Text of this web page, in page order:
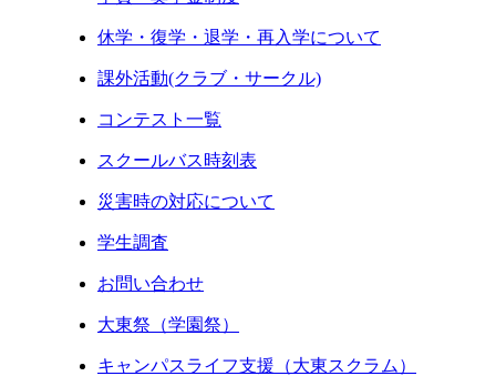
休学・復学・退学・再入学について
課外活動(クラブ・サークル)
コンテスト一覧
スクールバス時刻表
災害時の対応について
学生調査
お問い合わせ
大東祭（学園祭）
キャンパスライフ支援（大東スクラム）